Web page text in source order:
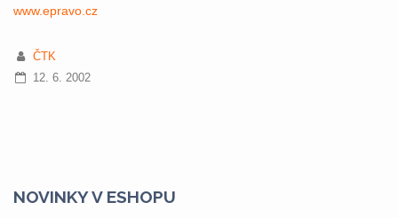
www.epravo.cz
ČTK
12. 6. 2002
NOVINKY V ESHOPU